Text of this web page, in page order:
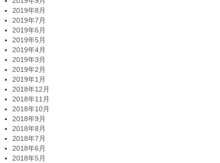
2019年8月
2019年7月
2019年6月
2019年5月
2019年4月
2019年3月
2019年2月
2019年1月
2018年12月
2018年11月
2018年10月
2018年9月
2018年8月
2018年7月
2018年6月
2018年5月